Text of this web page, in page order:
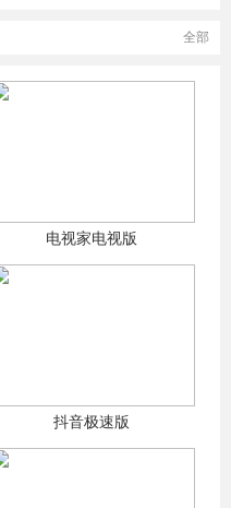
全部
电视家电视版
抖音极速版